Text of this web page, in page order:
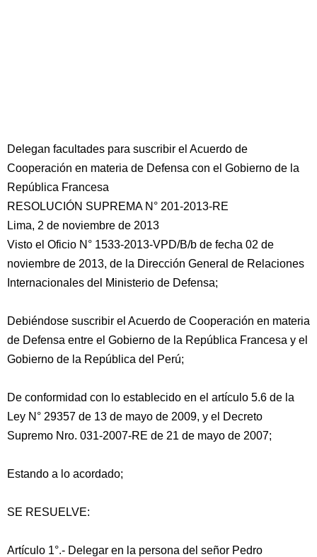
Delegan facultades para suscribir el Acuerdo de
Cooperación en materia de Defensa con el Gobierno de la
República Francesa
RESOLUCIÓN SUPREMA N° 201-2013-RE
Lima, 2 de noviembre de 2013
Visto el Oficio N° 1533-2013-VPD/B/b de fecha 02 de
noviembre de 2013, de la Dirección General de Relaciones
Internacionales del Ministerio de Defensa;
Debiéndose suscribir el Acuerdo de Cooperación en materia
de Defensa entre el Gobierno de la República Francesa y el
Gobierno de la República del Perú;
De conformidad con lo establecido en el artículo 5.6 de la
Ley N° 29357 de 13 de mayo de 2009, y el Decreto
Supremo Nro. 031-2007-RE de 21 de mayo de 2007;
Estando a lo acordado;
SE RESUELVE:
Artículo 1°.- Delegar en la persona del señor Pedro